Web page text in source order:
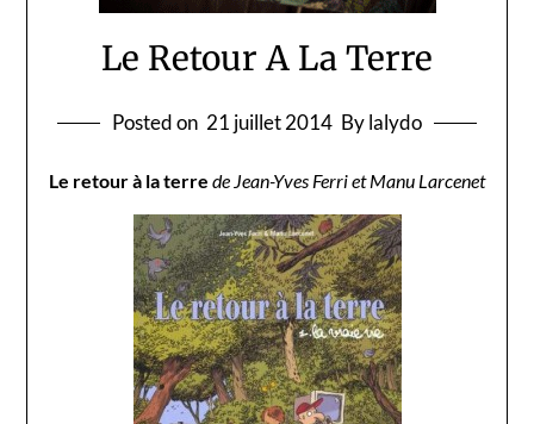
Le Retour A La Terre
Posted on 21 juillet 2014 By lalydo
Le retour à la terre de Jean-Yves Ferri et Manu Larcenet